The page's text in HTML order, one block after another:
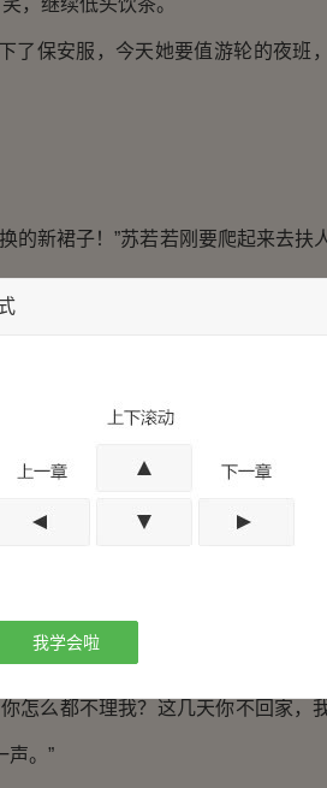
，继续低头饮茶。
保安服，今天她要值游轮的夜班
新裙子！”苏若若刚要爬起来去扶
下来，对面咋咋呼呼的女人居然
：“苏若若，你怎么在这里？”
苏雅萌越发没有好感，根本没打
是她巴结到林家小姐林苑才得到
过来，苏雅萌只能压住心里的火
怎么都不理我？这几天你不回家，
声。”
我学会啦